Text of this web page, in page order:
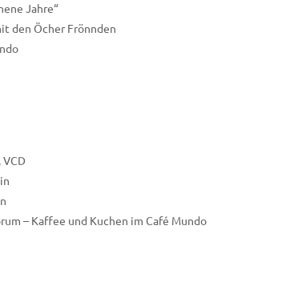
Jahre“
den Öcher Frönnden
– Kaffee und Kuchen im Café Mundo